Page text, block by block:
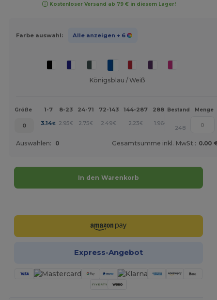
Kostenloser Versand ab 79 € in diesem Lager!
Farbe auswahl: Alle anzeigen + 6
Königsblau / Weiß
Größe 1-7 8-23 24-71 72-143 144-287 288 + Mehr
Bestand Menge
0 3.14€ 2.95€ 2.75€ 2.49€ 2.23€ 1.96€ +
248
Auswahlen: 0 Gesamtsumme inkl. MwSt.: 0.00
In den Warenkorb
Express-Angebot